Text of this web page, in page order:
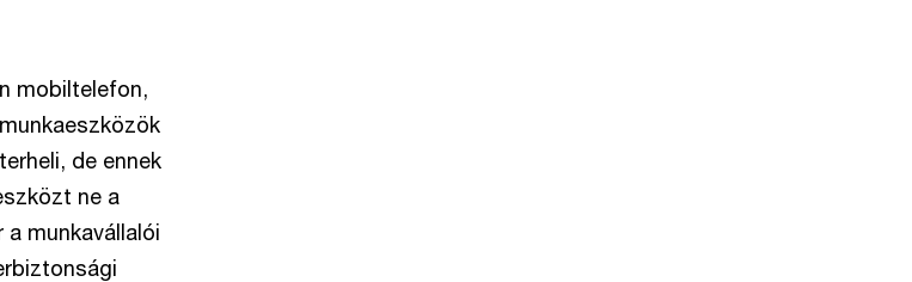
mobiltelefon,
de ennek
ne a
munkavállalói